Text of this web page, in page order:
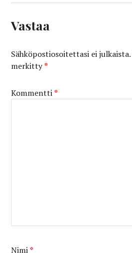
Vastaa
Sähköpostiosoitettasi ei julkaista.
merkitty*
Kommentti*
Nimi*